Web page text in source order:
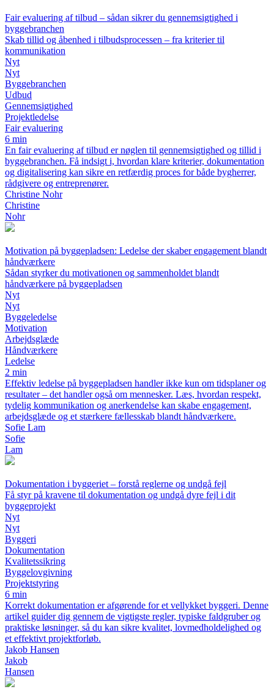
Fair evaluering af tilbud – sådan sikrer du gennemsigtighed i
byggebranchen
Skab tillid og åbenhed i tilbudsprocessen – fra kriterier til
kommunikation
Nyt
Nyt
Byggebranchen
Udbud
Gennemsigtighed
Projektledelse
Fair evaluering
6 min
En fair evaluering af tilbud er nøglen til gennemsigtighed og tillid i
byggebranchen. Få indsigt i, hvordan klare kriterier, dokumentation
og digitalisering kan sikre en retfærdig proces for både bygherrer,
rådgivere og entreprenører.
Christine Nohr
Christine
Nohr
Motivation på byggepladsen: Ledelse der skaber engagement blandt
håndværkere
Sådan styrker du motivationen og sammenholdet blandt
håndværkere på byggepladsen
Nyt
Nyt
Byggeledelse
Motivation
Arbejdsglæde
Håndværkere
Ledelse
2 min
Effektiv ledelse på byggepladsen handler ikke kun om tidsplaner og
resultater – det handler også om mennesker. Læs, hvordan respekt,
tydelig kommunikation og anerkendelse kan skabe engagement,
arbejdsglæde og et stærkere fællesskab blandt håndværkere.
Sofie Lam
Sofie
Lam
Dokumentation i byggeriet – forstå reglerne og undgå fejl
Få styr på kravene til dokumentation og undgå dyre fejl i dit
byggeprojekt
Nyt
Nyt
Byggeri
Dokumentation
Kvalitetssikring
Byggelovgivning
Projektstyring
6 min
Korrekt dokumentation er afgørende for et vellykket byggeri. Denne
artikel guider dig gennem de vigtigste regler, typiske faldgruber og
praktiske løsninger, så du kan sikre kvalitet, lovmedholdelighed og
et effektivt projektforløb.
Jakob Hansen
Jakob
Hansen